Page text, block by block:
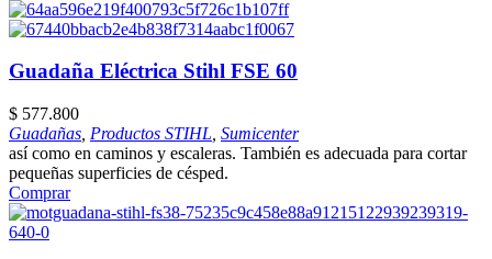
Guadaña Eléctrica Stihl FSE 60
$ 577.800
Guadañas Productos STIHL Sumicenter
así como en caminos y escaleras. También es adecuada para cortar
pequeñas superficies de césped.
Comprar